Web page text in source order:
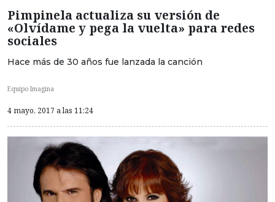
Pimpinela actualiza su versión de
«Olvídame y pega la vuelta» para redes
sociales
Hace más de 30 años fue lanzada la canción
Equipo Imagina
4 mayo, 2017 a las 11:24